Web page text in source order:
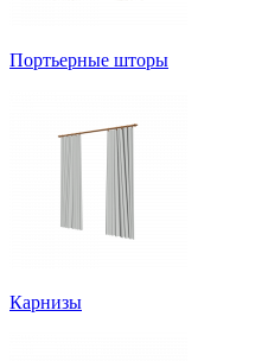
Портьерные шторы
Карнизы